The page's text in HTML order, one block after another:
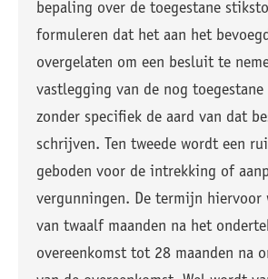
bepaling over de toegestane
formuleren dat het aan het
overgelaten om een besluit te
vastlegging van de nog
zonder specifiek de aard van dat
schrijven. Ten tweede wordt een
geboden voor de intrekking of
vergunningen. De termijn hiervoor
van twaalf maanden na het
overeenkomst tot 28 maanden na